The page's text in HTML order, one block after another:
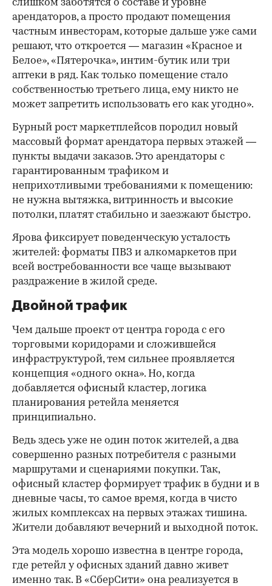
слишком заботятся о составе и уровне
арендаторов, а просто продают помещения
частным инвесторам, которые дальше уже сами
решают, что откроется — магазин «Красное и
Белое», «Пятерочка», интим-бутик или три
аптеки в ряд. Как только помещение стало
собственностью третьего лица, ему никто не
может запретить использовать его как угодно».
Бурный рост маркетплейсов породил новый
массовый формат арендатора первых этажей —
пункты выдачи заказов. Это арендаторы с
гарантированным трафиком и
неприхотливыми требованиями к помещению:
не нужна вытяжка, витринность и высокие
потолки, платят стабильно и заезжают быстро.
Ярова фиксирует поведенческую усталость
жителей: форматы ПВЗ и алкомаркетов при
всей востребованности все чаще вызывают
раздражение в жилой среде.
Двойной трафик
Чем дальше проект от центра города с его
торговыми коридорами и сложившейся
инфраструктурой, тем сильнее проявляется
концепция «одного окна». Но, когда
добавляется офисный кластер, логика
планирования ретейла меняется
принципиально.
Ведь здесь уже не один поток жителей, а два
совершенно разных потребителя с разными
маршрутами и сценариями покупки. Так,
офисный кластер формирует трафик в будни и в
дневные часы, то самое время, когда в чисто
жилых комплексах на первых этажах тишина.
Жители добавляют вечерний и выходной поток.
Эта модель хорошо известна в центре города,
где ретейл у офисных зданий давно живет
именно так. В «СберСити» она реализуется в